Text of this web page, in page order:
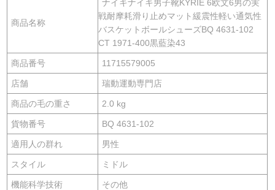
商品名称
ナイキナイキ男子靴KYRIE 6欧文6男の実
戦耐摩耗滑り止めマット緩震性軽い通気性
バスケットボールシューズBQ 4631-102
CT 1971-400黒藍染43
商品番号 11715579005
店舗 瑞動運動専門店
商品の毛の重さ 2.0 kg
貨物番号 BQ 4631-102
適用人の群れ 男性
スタイル ミドル
機能科学技術 その他